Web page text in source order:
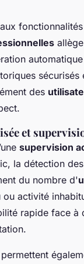
sécurisés
des
et
supervision
la détection
du nombre d'
ou activité
rapide face à